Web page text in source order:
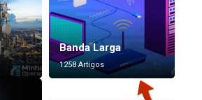
Banda Larga
1258 Artigos